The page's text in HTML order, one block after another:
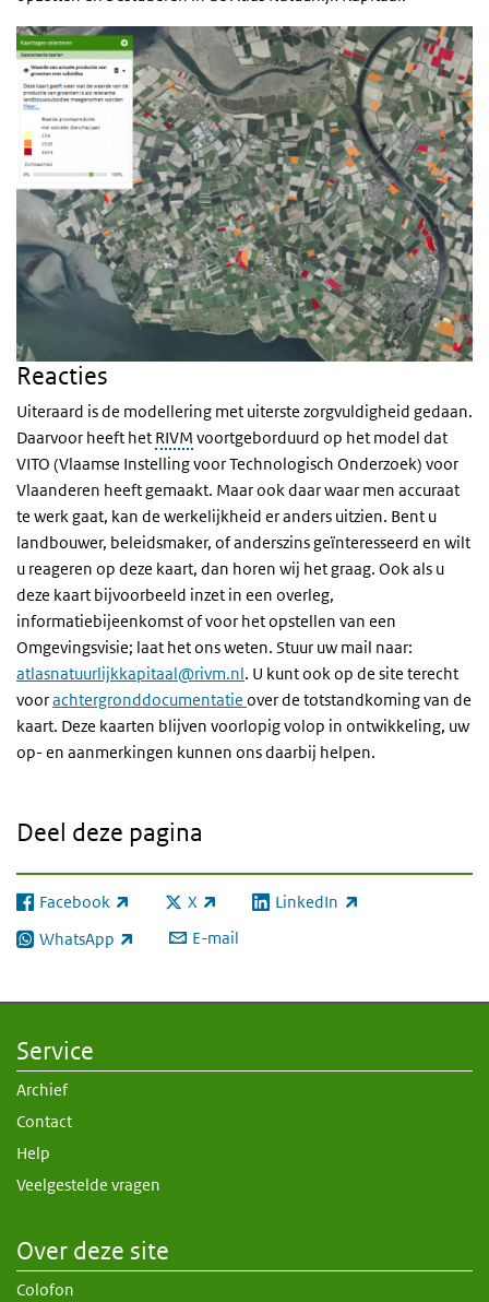
Reacties
Uiteraard is de modellering met uiterste zorgvuldigheid gedaan.
Daarvoor heeft het RIVM voortgeborduurd op het model dat
VITO (Vlaamse Instelling voor Technologisch Onderzoek) voor
Vlaanderen heeft gemaakt. Maar ook daar waar men accuraat
te werk gaat, kan de werkelijkheid er anders uitzien. Bent u
landbouwer, beleidsmaker, of anderszins geïnteresseerd en wilt
u reageren op deze kaart, dan horen wij het graag. Ook als u
deze kaart bijvoorbeeld inzet in een overleg,
informatiebijeenkomst of voor het opstellen van een
Omgevingsvisie; laat het ons weten. Stuur uw mail naar:
atlasnatuurlijkkapitaal@rivm.nl. U kunt ook op de site terecht
voorachtergronddocumentatie over de totstandkoming van de
kaart. Deze kaarten blijven voorlopig volop in ontwikkeling, uw
op- en aanmerkingen kunnen ons daarbij helpen.
Deel deze pagina
Facebook
(externe link) X
(externe link) LinkedIn
(externe link)
WhatsApp
(externe link) E-mail
Service
Archief
Contact
Help
Veelgestelde vragen
Over deze site
Colofon